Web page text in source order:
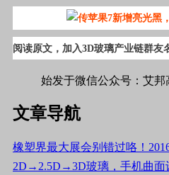
阅读原文，加入3D玻璃产业链群友
始发于微信公众号：艾邦
文章导航
橡塑界最大展会别错过咯！
2D→2.5D→3D玻璃，手机曲面